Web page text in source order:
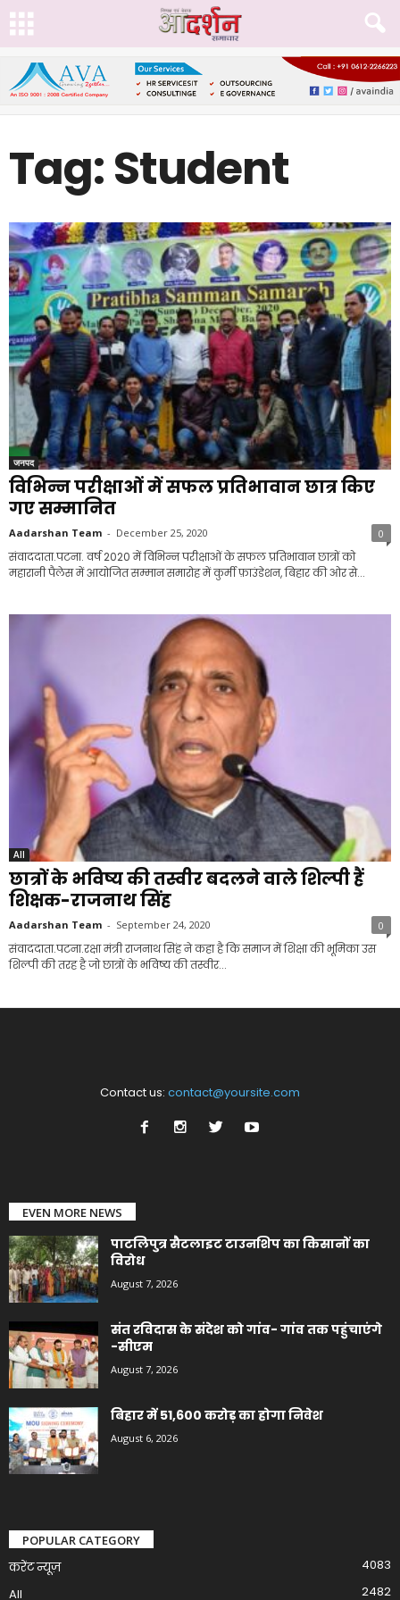
Tag: Student
जनपद
विभिन्न परीक्षाओं में सफल प्रतिभावान छात्र किए
गए सम्मानित
Aadarshan Team - December 25, 2020 0
संवाददाता.पटना. वर्ष 2020 में विभिन्न परीक्षाओं के सफल प्रतिभावान छात्रों को
महारानी पैलेस में आयोजित सम्मान समारोह में कुर्मी फ़ाउंडेशन, बिहार की ओर से...
All
छात्रों के भविष्य की तस्वीर बदलने वाले शिल्पी हैं
शिक्षक-राजनाथ सिंह
Aadarshan Team - September 24, 2020 0
संवाददाता.पटना.रक्षा मंत्री राजनाथ सिंह ने कहा है कि समाज में शिक्षा की भूमिका उस
शिल्पी की तरह है जो छात्रों के भविष्य की तस्वीर...
Contact us: contact@yoursite.com
EVEN MORE NEWS
पाटलिपुत्र सैटलाइट टाउनशिप का किसानों का
विरोध
August 7, 2026
संत रविदास के संदेश को गांव- गांव तक पहुंचाएंगे
-सीएम
August 7, 2026
बिहार में 51,600 करोड़ का होगा निवेश
August 6, 2026
POPULAR CATEGORY
करेंट न्यूज़
4083
All
2482